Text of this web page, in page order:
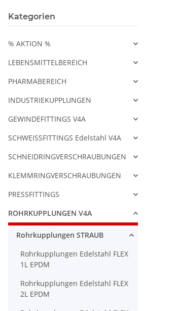
Kategorien
% AKTION %
LEBENSMITTELBEREICH
PHARMABEREICH
INDUSTRIEKUPPLUNGEN
GEWINDEFITTINGS V4A
SCHWEISSFITTINGS Edelstahl V4A
SCHNEIDRINGVERSCHRAUBUNGEN
KLEMMRINGVERSCHRAUBUNGEN
PRESSFITTINGS
ROHRKUPPLUNGEN V4A
Rohrkupplungen STRAUB
Rohrkupplungen Edelstahl FLEX
1L EPDM
Rohrkupplungen Edelstahl FLEX
2L EPDM